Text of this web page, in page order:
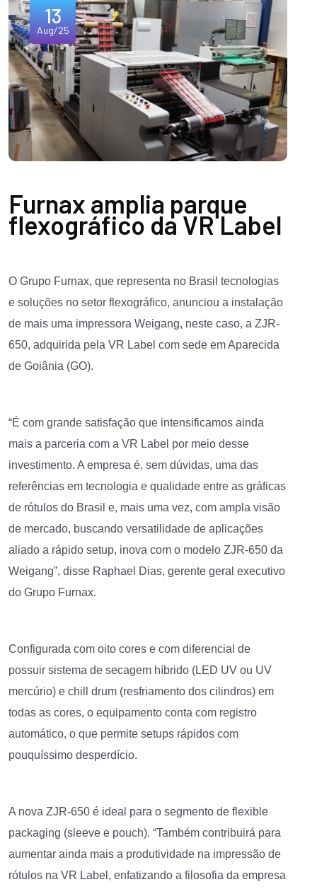
13
Aug/25
Furnax amplia parque
flexográfico da VR Label
O Grupo Furnax, que representa no Brasil tecnologias
e soluções no setor flexográfico, anunciou a instalação
de mais uma impressora Weigang, neste caso, a ZJR-
650, adquirida pela VR Label com sede em Aparecida
de Goiânia (GO).
“É com grande satisfação que intensificamos ainda
mais a parceria com a VR Label por meio desse
investimento. A empresa é, sem dúvidas, uma das
referências em tecnologia e qualidade entre as gráficas
de rótulos do Brasil e, mais uma vez, com ampla visão
de mercado, buscando versatilidade de aplicações
aliado a rápido setup, inova com o modelo ZJR-650 da
Weigang”, disse Raphael Dias, gerente geral executivo
do Grupo Furnax.
Configurada com oito cores e com diferencial de
possuir sistema de secagem híbrido (LED UV ou UV
mercúrio) e chill drum (resfriamento dos cilindros) em
todas as cores, o equipamento conta com registro
automático, o que permite setups rápidos com
pouquíssimo desperdício.
A nova ZJR-650 é ideal para o segmento de flexible
packaging (sleeve e pouch). “Também contribuirá para
aumentar ainda mais a produtividade na impressão de
rótulos na VR Label, enfatizando a filosofia da empresa